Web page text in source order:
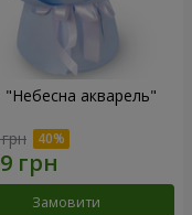
"Небесна акварель"
Замовити